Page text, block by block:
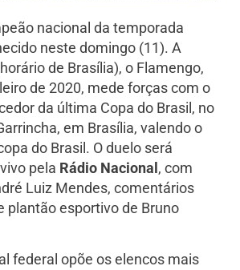
nacional da temporada
neste domingo (11). A
de Brasília), o Flamengo,
de 2020, mede forças com o
da última Copa do Brasil, no
em Brasília, valendo o
do Brasil. O duelo será
pela Rádio Nacional, com
Luiz Mendes, comentários
plantão esportivo de Bruno
federal opõe os elencos mais